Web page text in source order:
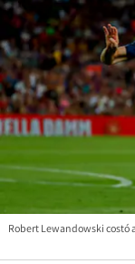
Robert Lewandowski costó